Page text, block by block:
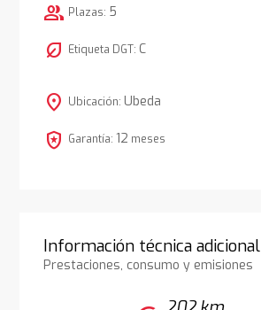
group Plazas: 5
nest_eco_leaf Etiqueta DGT: C
location_on Ubicación: Ubeda
local_police Garantía: 12 meses
Información técnica adicional
Prestaciones, consumo y emisiones